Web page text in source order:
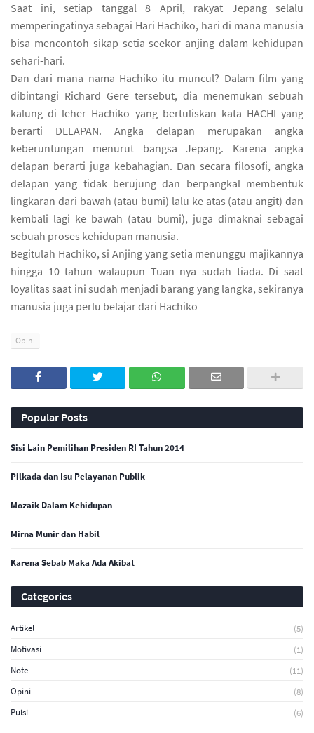
Saat ini, setiap tanggal 8 April, rakyat Jepang selalu
memperingatinya sebagai Hari Hachiko, hari di mana manusia
bisa mencontoh sikap setia seekor anjing dalam kehidupan
sehari-hari.
Dan dari mana nama Hachiko itu muncul? Dalam film yang
dibintangi Richard Gere tersebut, dia menemukan sebuah
kalung di leher Hachiko yang bertuliskan kata HACHI yang
berarti DELAPAN. Angka delapan merupakan angka
keberuntungan menurut bangsa Jepang. Karena angka
delapan berarti juga kebahagian. Dan secara filosofi, angka
delapan yang tidak berujung dan berpangkal membentuk
lingkaran dari bawah (atau bumi) lalu ke atas (atau angit) dan
kembali lagi ke bawah (atau bumi), juga dimaknai sebagai
sebuah proses kehidupan manusia.
Begitulah Hachiko, si Anjing yang setia menunggu majikannya
hingga 10 tahun walaupun Tuan nya sudah tiada. Di saat
loyalitas saat ini sudah menjadi barang yang langka, sekiranya
manusia juga perlu belajar dari Hachiko
Opini
Popular Posts
Sisi Lain Pemilihan Presiden RI Tahun 2014
Pilkada dan Isu Pelayanan Publik
Mozaik Dalam Kehidupan
Mirna Munir dan Habil
Karena Sebab Maka Ada Akibat
Categories
Artikel
(5)
Motivasi
(1)
Note
(11)
Opini
(8)
Puisi
(6)